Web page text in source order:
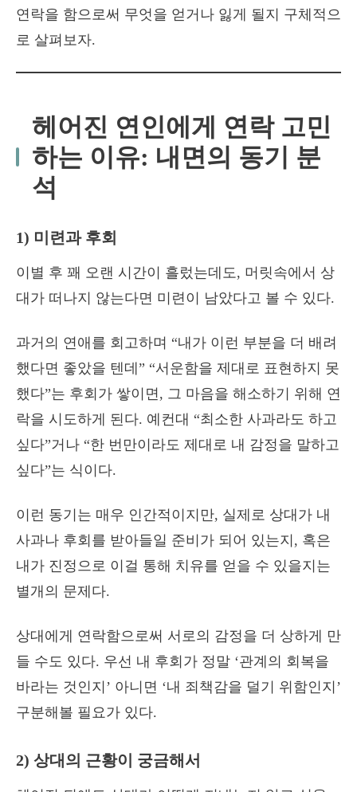
연락을 함으로써 무엇을 얻거나 잃게 될지 구체적으
로 살펴보자.
헤어진 연인에게 연락 고민
하는 이유: 내면의 동기 분
석
1) 미련과 후회
이별 후 꽤 오랜 시간이 흘렀는데도, 머릿속에서 상
대가 떠나지 않는다면 미련이 남았다고 볼 수 있다.
과거의 연애를 회고하며 “내가 이런 부분을 더 배려
했다면 좋았을 텐데” “서운함을 제대로 표현하지 못
했다”는 후회가 쌓이면, 그 마음을 해소하기 위해 연
락을 시도하게 된다. 예컨대 “최소한 사과라도 하고
싶다”거나 “한 번만이라도 제대로 내 감정을 말하고
싶다”는 식이다.
이런 동기는 매우 인간적이지만, 실제로 상대가 내
사과나 후회를 받아들일 준비가 되어 있는지, 혹은
내가 진정으로 이걸 통해 치유를 얻을 수 있을지는
별개의 문제다.
상대에게 연락함으로써 서로의 감정을 더 상하게 만
들 수도 있다. 우선 내 후회가 정말 ‘관계의 회복을
바라는 것인지’ 아니면 ‘내 죄책감을 덜기 위함인지’
구분해볼 필요가 있다.
2) 상대의 근황이 궁금해서